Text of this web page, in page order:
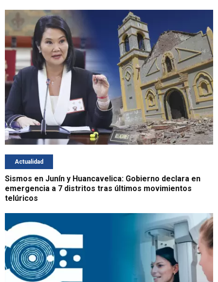
Actualidad
Sismos en Junín y Huancavelica: Gobierno declara en
emergencia a 7 distritos tras últimos movimientos
telúricos